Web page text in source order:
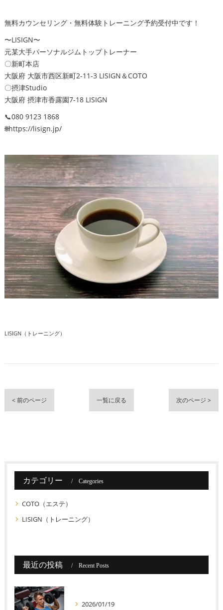
無料カウンセリング・無料体験トレーニング予約受付中です！
〜LISIGN〜
元某大手パーソナルジムトップトレーナー
〇新町本店
大阪府 大阪市西区新町2-11-3 LISIGN＆COTO
〇摂津Studio
大阪府 摂津市香露園7-18 LISIGN
📞080 9123 1868
🌐https://lisign.jp/
LISIGN（トレーニング）
< 前のページ 一覧に戻る 次のページ >
カテゴリー Categories
COTO（エステ）
LISIGN（トレーニング）
最近の投稿 Recent Posts
2026/01/19